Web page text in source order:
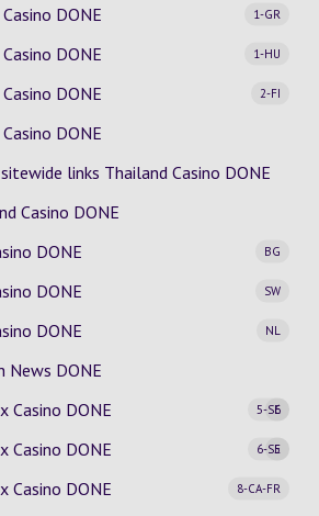
1-GR
DONE
1-HU
DONE
2-FI
DONE
DONE
links Thailand Casino DONE
Casino DONE
BG
DONE
SW
DONE
NL
DONE
News DONE
Casino
5-SE
6
DONE
Casino
6-SE
5
DONE
Casino
8-CA-FR
DONE